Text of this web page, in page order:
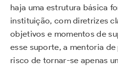
haja uma estrutura básica
instituição, com diretrizes
objetivos e momentos de
esse suporte, a mentoria de
risco de tornar-se apenas